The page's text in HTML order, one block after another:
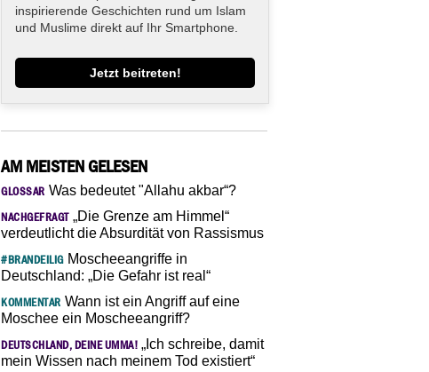
inspirierende Geschichten rund um Islam
und Muslime direkt auf Ihr Smartphone.
Jetzt beitreten!
AM MEISTEN GELESEN
GLOSSAR Was bedeutet "Allahu akbar“?
NACHGEFRAGT„Die Grenze am Himmel“
verdeutlicht die Absurdität von Rassismus
#BRANDEILIGMoscheeangriffe in
Deutschland: „Die Gefahr ist real“
KOMMENTAR Wann ist ein Angriff auf eine
Moschee ein Moscheeangriff?
DEUTSCHLAND, DEINE UMMA! „Ich schreibe, damit
mein Wissen nach meinem Tod existiert“